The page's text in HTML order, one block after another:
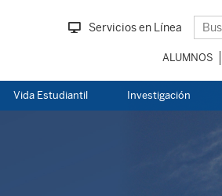
Servicios en Línea
ALUMNOS
Vida Estudiantil Investigación